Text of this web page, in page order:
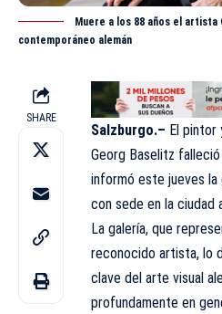
Muere a los 88 años el
contemporáneo alemán
SHARE
Salzburgo.– El
Georg Baselitz
informó este jueves la
con sede en la ciudad
La galería, que
reconocido artista, lo
clave del arte visual
profundamente en